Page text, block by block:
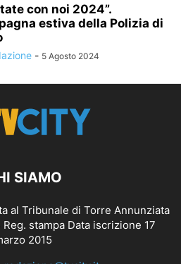
con noi 2024”.
estiva della Polizia di
- 5 Agosto 2024
SIAMO
al Tribunale di Torre Annunziata
stampa Data iscrizione 17
2015